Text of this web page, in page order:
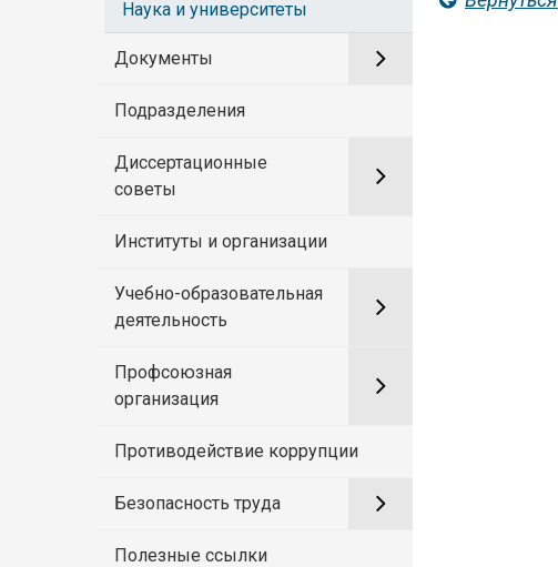
Наука и университеты
Документы
Подразделения
Диссертационные
советы
Институты и организации
Учебно-образовательная
деятельность
Профсоюзная
организация
Противодействие коррупции
Безопасность труда
Полезные ссылки